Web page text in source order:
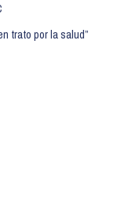
trato por la salud”